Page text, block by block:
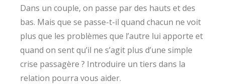
Dans un couple, on passe par des hauts et des
bas. Mais que se passe-t-il quand chacun ne voit
plus que les problèmes que l’autre lui apporte et
quand on sent qu’il ne s’agit plus d’une simple
crise passagère ? Introduire un tiers dans la
relation pourra vous aider.